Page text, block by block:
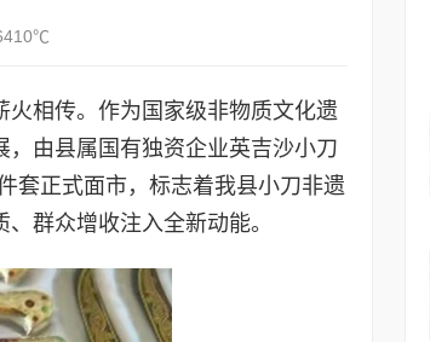
相传。作为国家级非物质文化遗
由县属国有独资企业英吉沙小刀
套正式面市，标志着我县小刀非遗
群众增收注入全新动能。